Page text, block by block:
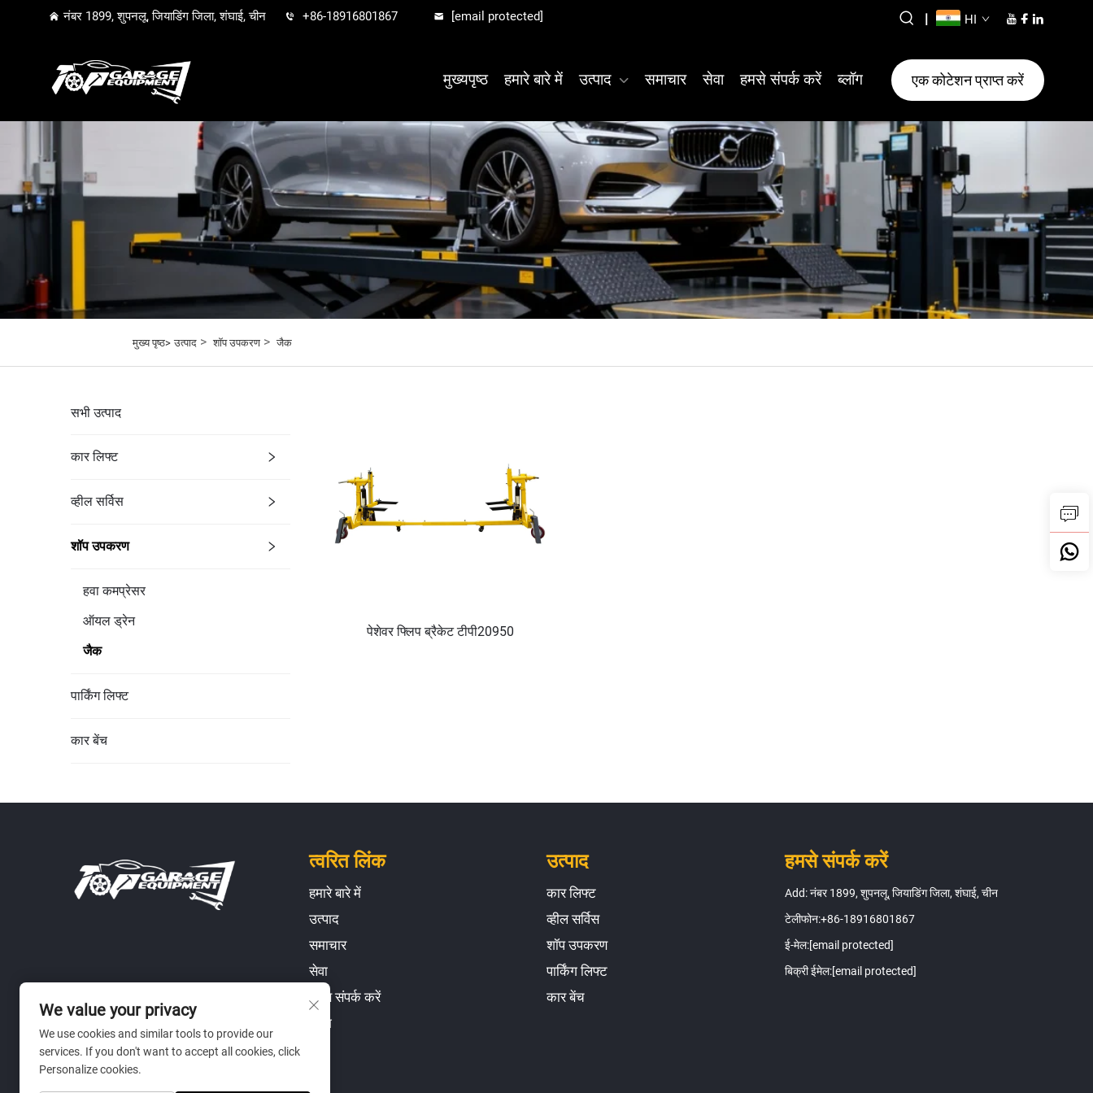
नंबर 1899, शुपनलू, जियाडिंग जिला, शंघाई, चीन +86-18916801867 [email protected] | HI
मुख्यपृष्ठ हमारे बारे में उत्पाद समाचार सेवा हमसे संपर्क करें ब्लॉग एक कोटेशन प्राप्त करें
मुख्य पृष्ठ> उत्पाद>शॉप उपकरण>जैक
सभी उत्पाद
कार लिफ्ट
व्हील सर्विस
शॉप उपकरण
हवा कमप्रेसर
ऑयल ड्रेन
जैक
पार्किंग लिफ्ट
कार बेंच
पेशेवर फ्लिप ब्रैकेट टीपी20950
त्वरित लिंक
हमारे बारे में
उत्पाद
समाचार
सेवा
हमसे संपर्क करें
ब्लॉग
उत्पाद
कार लिफ्ट
व्हील सर्विस
शॉप उपकरण
पार्किंग लिफ्ट
कार बेंच
हमसे संपर्क करें
Add: नंबर 1899, शुपनलू, जियाडिंग जिला, शंघाई, चीन
टेलीफोन:+86-18916801867
ई-मेल:[email protected]
बिक्री ईमेल:[email protected]
We value your privacy
We use cookies and similar tools to provide our
services. If you don't want to accept all cookies, click
Personalize cookies.